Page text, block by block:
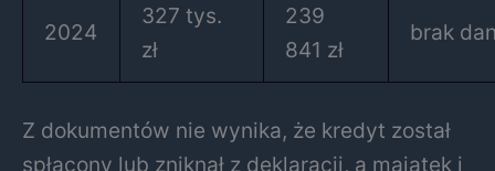
2024
327 tys.
zł
239
841 zł
brak
Z dokumentów nie wynika, że kredyt został
spłacony lub zniknął z deklaracji, a majątek i